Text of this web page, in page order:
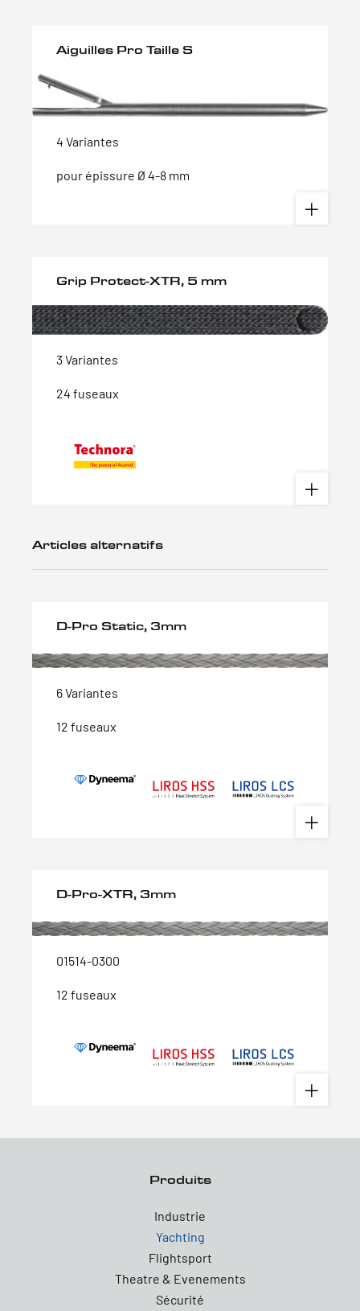
Aiguilles Pro Taille S
4 Variantes
pour épissure Ø 4-8 mm
Grip Protect-XTR, 5 mm
3 Variantes
24 fuseaux
Articles alternatifs
D-Pro Static, 3mm
6 Variantes
12 fuseaux
D-Pro-XTR, 3mm
01514-0300
12 fuseaux
Produits
Industrie
Yachting
Flightsport
Theatre & Evenements
Sécurité